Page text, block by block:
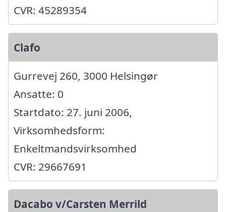
CVR: 45289354
Clafo
Gurrevej 260, 3000 Helsingør
Ansatte: 0
Startdato: 27. juni 2006,
Virksomhedsform:
Enkeltmandsvirksomhed
CVR: 29667691
Dacabo v/Carsten Merrild